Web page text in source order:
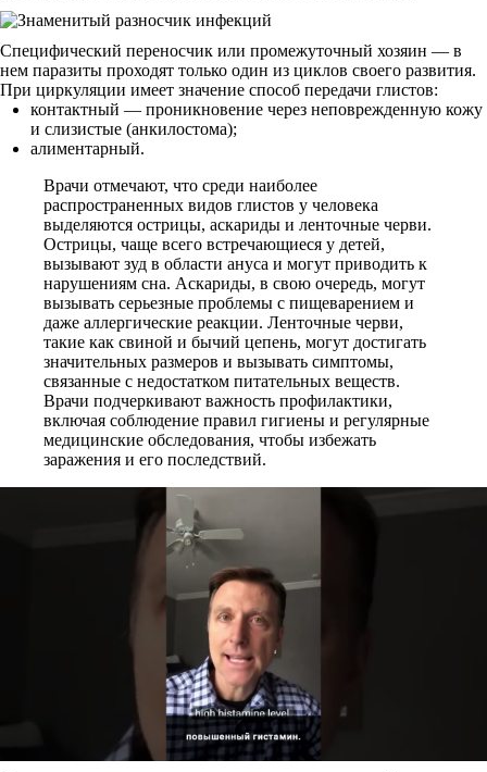
Специфический переносчик или промежуточный хозяин — в
нем паразиты проходят только один из циклов своего развития.
При циркуляции имеет значение способ передачи глистов:
контактный — проникновение через неповрежденную кожу
и слизистые (анкилостома);
алиментарный.
Врачи отмечают, что среди наиболее
распространенных видов глистов у человека
выделяются острицы, аскариды и ленточные черви.
Острицы, чаще всего встречающиеся у детей,
вызывают зуд в области ануса и могут приводить к
нарушениям сна. Аскариды, в свою очередь, могут
вызывать серьезные проблемы с пищеварением и
даже аллергические реакции. Ленточные черви,
такие как свиной и бычий цепень, могут достигать
значительных размеров и вызывать симптомы,
связанные с недостатком питательных веществ.
Врачи подчеркивают важность профилактики,
включая соблюдение правил гигиены и регулярные
медицинские обследования, чтобы избежать
заражения и его последствий.